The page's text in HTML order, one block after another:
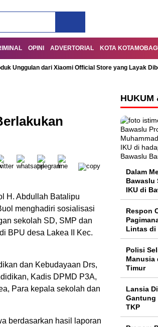
OPINI ADVERTORIAL KOTA
Unggulan dari Xiaomi Official Store yang Layak
H. Abdullah Batalipu
menghadiri sosialisasi
sekolah SD, SMP dan
BPU desa Lakea II Kec.
dan Kebudayaan Drs,
Kadis DPMD P3A,
Para kepala sekolah dan
berdasarkan hasil laporan
HUKUM
Dalam
Bawaslu
IKU di
Respon
Lintas di
Polisi
Manusia
Timur
Lansia
Gantung
TKP